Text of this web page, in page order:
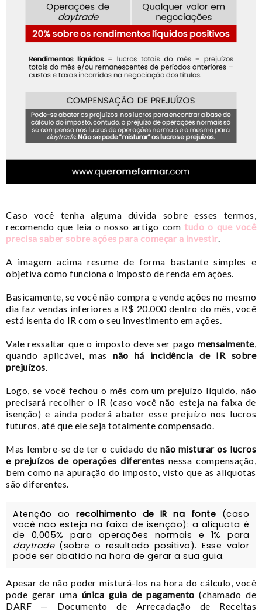
Caso você tenha alguma dúvida sobre esses termos,
recomendo que leia o nosso artigo comtudo o que você
precisa saber sobre ações para começar a investir.
A imagem acima resume de forma bastante simples e
objetiva como funciona o imposto de renda em ações.
Basicamente, se você não compra e vende ações no mesmo
dia faz vendas inferiores a R$ 20.000 dentro do mês, você
está isenta do IR com o seu investimento em ações.
Vale ressaltar que o imposto deve ser pago mensalmente,
quando aplicável, masnão há incidência de IR sobre
prejuízos.
Logo, se você fechou o mês com um prejuízo líquido, não
precisará recolher o IR (caso você não esteja na faixa de
isenção) e ainda poderá abater esse prejuízo nos lucros
futuros, até que ele seja totalmente compensado.
Mas lembre-se de ter o cuidado de não misturar os lucros
e prejuízos de operações diferentes nessa compensação,
bem como na apuração do imposto, visto que as alíquotas
são diferentes.
Atenção ao recolhimento de IR na fonte (caso
você não esteja na faixa de isenção): a alíquota é
de 0,005% para operações normais e 1% para
daytrade(sobre o resultado positivo). Esse valor
pode ser abatido na hora de gerar a sua guia.
Apesar de não poder misturá-los na hora do cálculo, você
pode gerar uma única guia de pagamento (chamado de
DARF — Documento de Arrecadação de Receitas